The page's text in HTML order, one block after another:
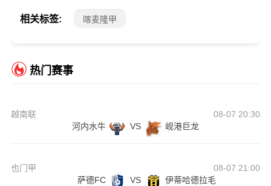
相关标签: 喀麦隆甲
热门赛事
越南联
08-07 20:30
河内水牛
VS 岘港巨龙
也门甲
08-07 21:00
萨德FC
VS 伊蒂哈德拉毛